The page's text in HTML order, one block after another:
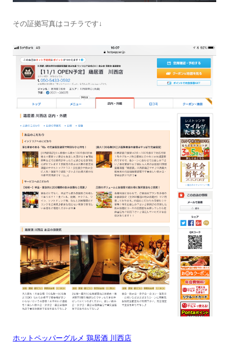
その証拠写真はコチラです↓
ホットペッパーグルメ 鶏居酒 川西店